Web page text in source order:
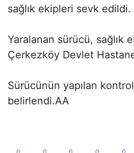
sağlık ekipleri sevk edildi.
Yaralanan sürücü, sağlık
Çerkezköy Devlet
Sürücünün yapılan
belirlendi.AA